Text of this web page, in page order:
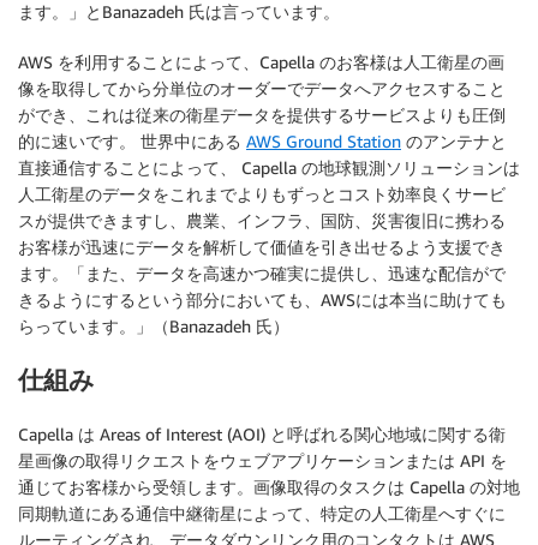
ます。」とBanazadeh 氏は言っています。
AWS を利用することによって、Capella のお客様は人工衛星の画
像を取得してから分単位のオーダーでデータへアクセスすること
ができ、これは従来の衛星データを提供するサービスよりも圧倒
的に速いです。 世界中にある AWS Ground Station のアンテナと
直接通信することによって、 Capella の地球観測ソリューションは
人工衛星のデータをこれまでよりもずっとコスト効率良くサービ
スが提供できますし、農業、インフラ、国防、災害復旧に携わる
お客様が迅速にデータを解析して価値を引き出せるよう支援でき
ます。「また、データを高速かつ確実に提供し、迅速な配信がで
きるようにするという部分においても、AWSには本当に助けても
らっています。」（Banazadeh 氏）
仕組み
Capella は Areas of Interest (AOI) と呼ばれる関心地域に関する衛
星画像の取得リクエストをウェブアプリケーションまたは API を
通じてお客様から受領します。画像取得のタスクは Capella の対地
同期軌道にある通信中継衛星によって、特定の人工衛星へすぐに
ルーティングされ、データダウンリンク用のコンタクトは AWS